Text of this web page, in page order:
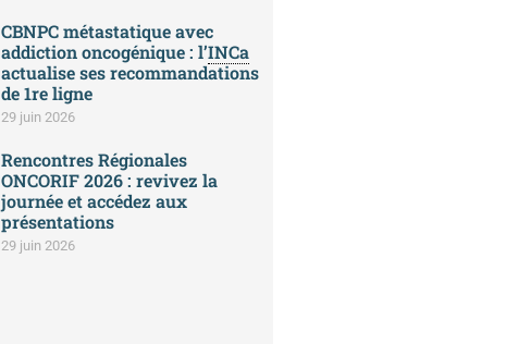
CBNPC métastatique avec
addiction oncogénique : l’INCa
actualise ses recommandations
de 1re ligne
29 juin 2026
Rencontres Régionales
ONCORIF 2026 : revivez la
journée et accédez aux
présentations
29 juin 2026